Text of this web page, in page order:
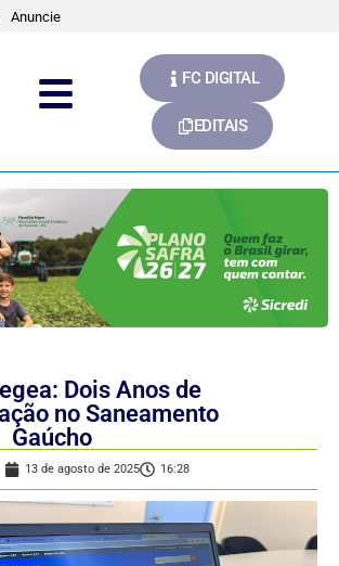
Anuncie
FC DIGITAL
EDITAIS
Dois Anos de
no Saneamento
Gaúcho
13 de agosto de 2025 16:28